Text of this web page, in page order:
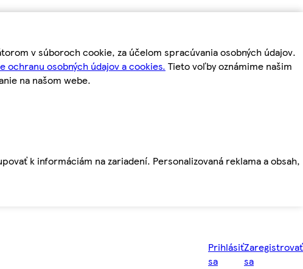
v súboroch cookie, za účelom spracúvania osobných údajov.
ochranu osobných údajov a cookies. Tieto voľby oznámime našim
na našom webe.
k informáciám na zariadení. Personalizovaná reklama a obsah,
Prihlásiť
sa
Zaregistrovať
sa